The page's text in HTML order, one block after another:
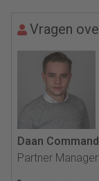
Vragen
Daan
Partner Manager